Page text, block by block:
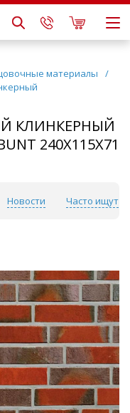
материалы
/
КЛИНКЕРНЫЙ
240Х115Х71
Новости Часто ищут